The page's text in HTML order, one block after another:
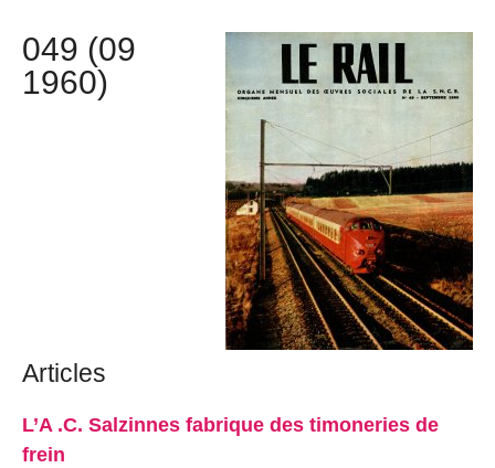
049 (09
1960)
Articles
L’A .C. Salzinnes fabrique des timoneries de
frein